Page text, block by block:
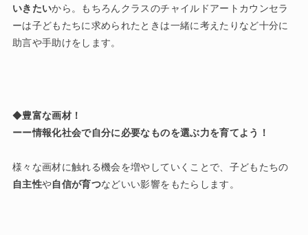
いきたいから。もちろんクラスのチャイルドアートカウンセラ
ーは子どもたちに求められたときは一緒に考えたりなど十分に
助言や手助けをします。
◆豊富な画材！
ーー情報化社会で自分に必要なものを選ぶ力を育てよう！
様々な画材に触れる機会を増やしていくことで、子どもたちの
自主性や自信が育つなどいい影響をもたらします。